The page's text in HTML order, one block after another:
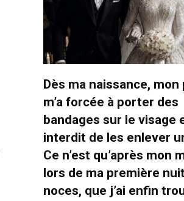
Dès ma naissance, mon
m’a forcée à porter des
bandages sur le visage
interdit de les enlever
Ce n’est qu’après mon
lors de ma première
noces, que j’ai enfin